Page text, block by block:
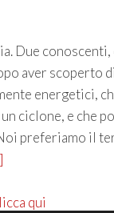
Due
aver scoperto
energetici,
ciclone, e che
preferiamo il
qui